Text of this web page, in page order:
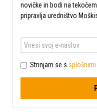
novičke in bodi na
pripravlja uredništvo
Strinjam se s